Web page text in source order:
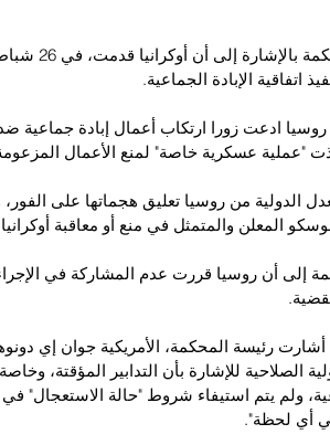
وبدأت
اتفاقية الإبادة الجماعية.
روسيا ادعت زورا ارتكاب أعمال إبادة
"عملية عسكرية خاصة" لمنع الأعمال المزعومة
الدولية من روسيا تعليق هجماتها على الفور،
المعلن والمتمثل في منع أو معاقبة
إلى أن روسيا قررت عدم المشاركة في
رئيسة المحكمة، الأمريكية جوان إي
الصلاحية للإشارة بأن التدابير المؤقتة،
ولم يتم استيفاء شروط "حالة الاستعجال"
أي لحظة".